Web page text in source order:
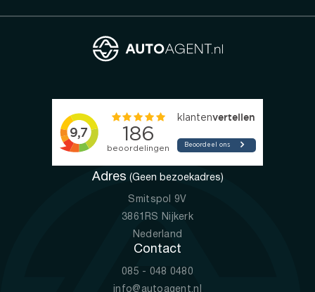
Adres (Geen bezoekadres)
Smitspol 9V
3861RS Nijkerk
Nederland
Contact
085 - 048 0480
info@autoagent.nl